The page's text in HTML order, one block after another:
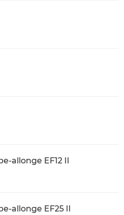
allonge EF12 II
allonge EF25 II